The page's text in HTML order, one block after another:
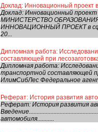
Доклад: Инновационный проект
Доклад: Инновационный
МИНИСТЕРСТВО
ИННОВАЦИОННЫЙ ПРОЕКТ в
20...
Дипломная работа:
составляющей при
Дипломная работа:
транспортной составляющей
ИлимСибЛес Федеральное
Реферат: История развития
Реферат: История развития
автомобиля...........